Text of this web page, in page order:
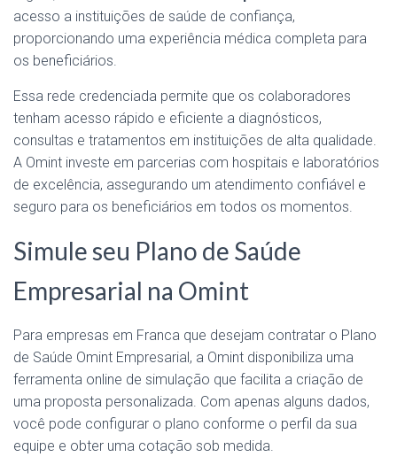
acesso a instituições de saúde de confiança,
proporcionando uma experiência médica completa para
os beneficiários.
Essa rede credenciada permite que os colaboradores
tenham acesso rápido e eficiente a diagnósticos,
consultas e tratamentos em instituições de alta qualidade.
A Omint investe em parcerias com hospitais e laboratórios
de excelência, assegurando um atendimento confiável e
seguro para os beneficiários em todos os momentos.
Simule seu Plano de Saúde
Empresarial na Omint
Para empresas em Franca que desejam contratar o Plano
de Saúde Omint Empresarial, a Omint disponibiliza uma
ferramenta online de simulação que facilita a criação de
uma proposta personalizada. Com apenas alguns dados,
você pode configurar o plano conforme o perfil da sua
equipe e obter uma cotação sob medida.